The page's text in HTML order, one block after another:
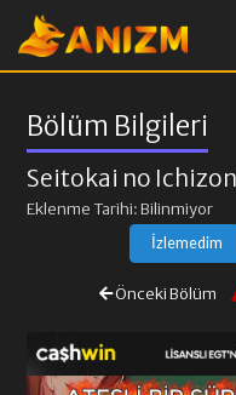
Bölüm Bilgileri
Seitokai no Ichizon
Eklenme Tarihi: Bilinmiyor
İzlemedim
Önceki Bölüm